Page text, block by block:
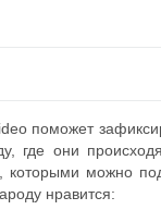
поможет
где они
которыми можно
нравится: